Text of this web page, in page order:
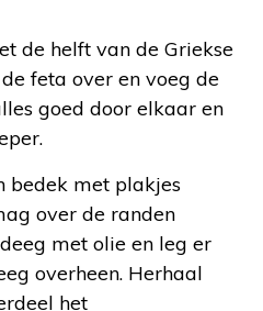
de helft van de Griekse
feta over en voeg de
goed door elkaar en
bedek met plakjes
over de randen
met olie en leg er
overheen. Herhaal
het